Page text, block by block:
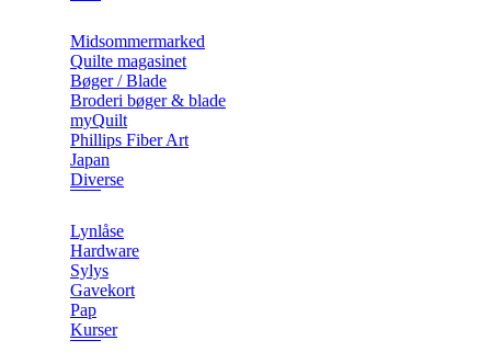
Midsommermarked
Quilte magasinet
Bøger / Blade
Broderi bøger & blade
myQuilt
Phillips Fiber Art
Japan
Diverse
Lynlåse
Hardware
Sylys
Gavekort
Pap
Kurser